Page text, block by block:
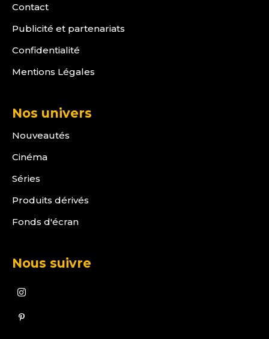
Contact
Publicité et partenariats
Confidentialité
Mentions Légales
Nos univers
Nouveautés
Cinéma
Séries
Produits dérivés
Fonds d'écran
Nous suivre